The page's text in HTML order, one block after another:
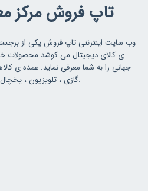
تاپ فروش مرکز
وب سایت اینترنتی تاپ فروش یکی از
ی کالای دیجیتال می کوشد محصولات
جهانی را به شما معرفی نماید. عمده ی
گازی ، تلویزیون ، یخچال و سایر لوازم بزرگ خانگی می باشد.